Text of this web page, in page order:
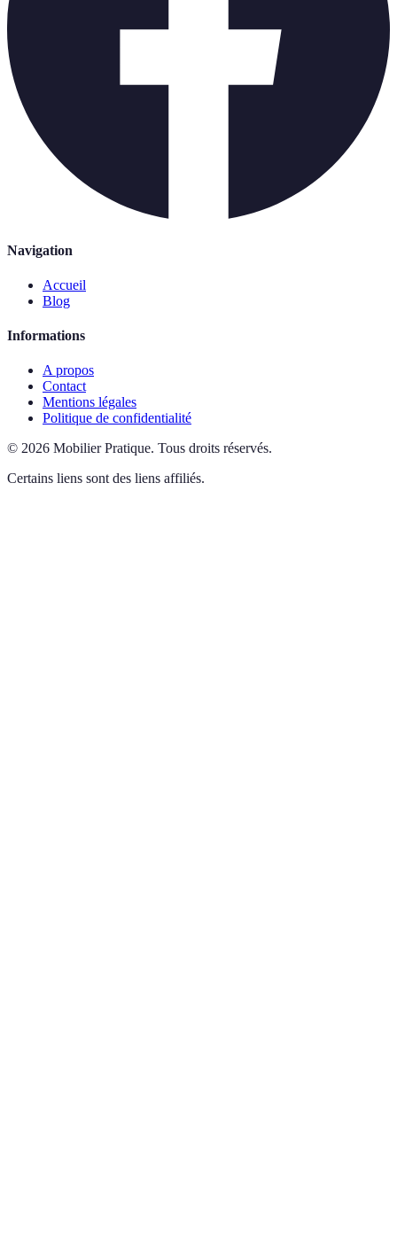
Navigation
Accueil
Blog
Informations
A propos
Contact
Mentions légales
Politique de confidentialité
© 2026 Mobilier Pratique. Tous droits réservés.
Certains liens sont des liens affiliés.